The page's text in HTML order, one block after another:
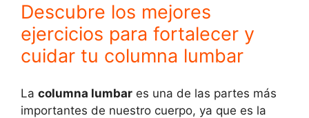
Descubre los mejores
ejercicios para fortalecer y
cuidar tu columna lumbar
La columna lumbar es una de las partes más
importantes de nuestro cuerpo, ya que es la